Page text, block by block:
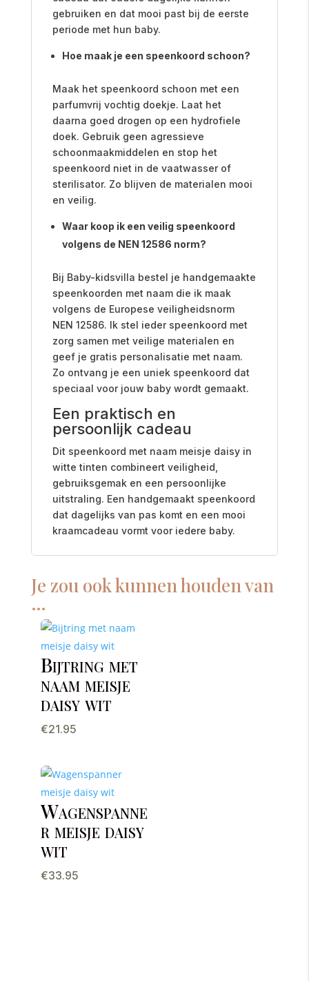
gebruiken en dat mooi past bij de eerste
periode met hun baby.
Hoe maak je een speenkoord schoon?
Maak het speenkoord schoon met een
parfumvrij vochtig doekje. Laat het
daarna goed drogen op een hydrofiele
doek. Gebruik geen agressieve
schoonmaakmiddelen en stop het
speenkoord niet in de vaatwasser of
sterilisator. Zo blijven de materialen mooi
en veilig.
Waar koop ik een veilig speenkoord
volgens de NEN 12586 norm?
Bij Baby-kidsvilla bestel je handgemaakte
speenkoorden met naam die ik maak
volgens de Europese veiligheidsnorm
NEN 12586. Ik stel ieder speenkoord met
zorg samen met veilige materialen en
geef je gratis personalisatie met naam.
Zo ontvang je een uniek speenkoord dat
speciaal voor jouw baby wordt gemaakt.
Een praktisch en
persoonlijk cadeau
Dit speenkoord met naam meisje daisy in
witte tinten combineert veiligheid,
gebruiksgemak en een persoonlijke
uitstraling. Een handgemaakt speenkoord
dat dagelijks van pas komt en een mooi
kraamcadeau vormt voor iedere baby.
Je zou ook kunnen houden van
…
Bijtring met
naam meisje
daisy wit
€21.95
Wagenspanne
r meisje daisy
wit
€33.95